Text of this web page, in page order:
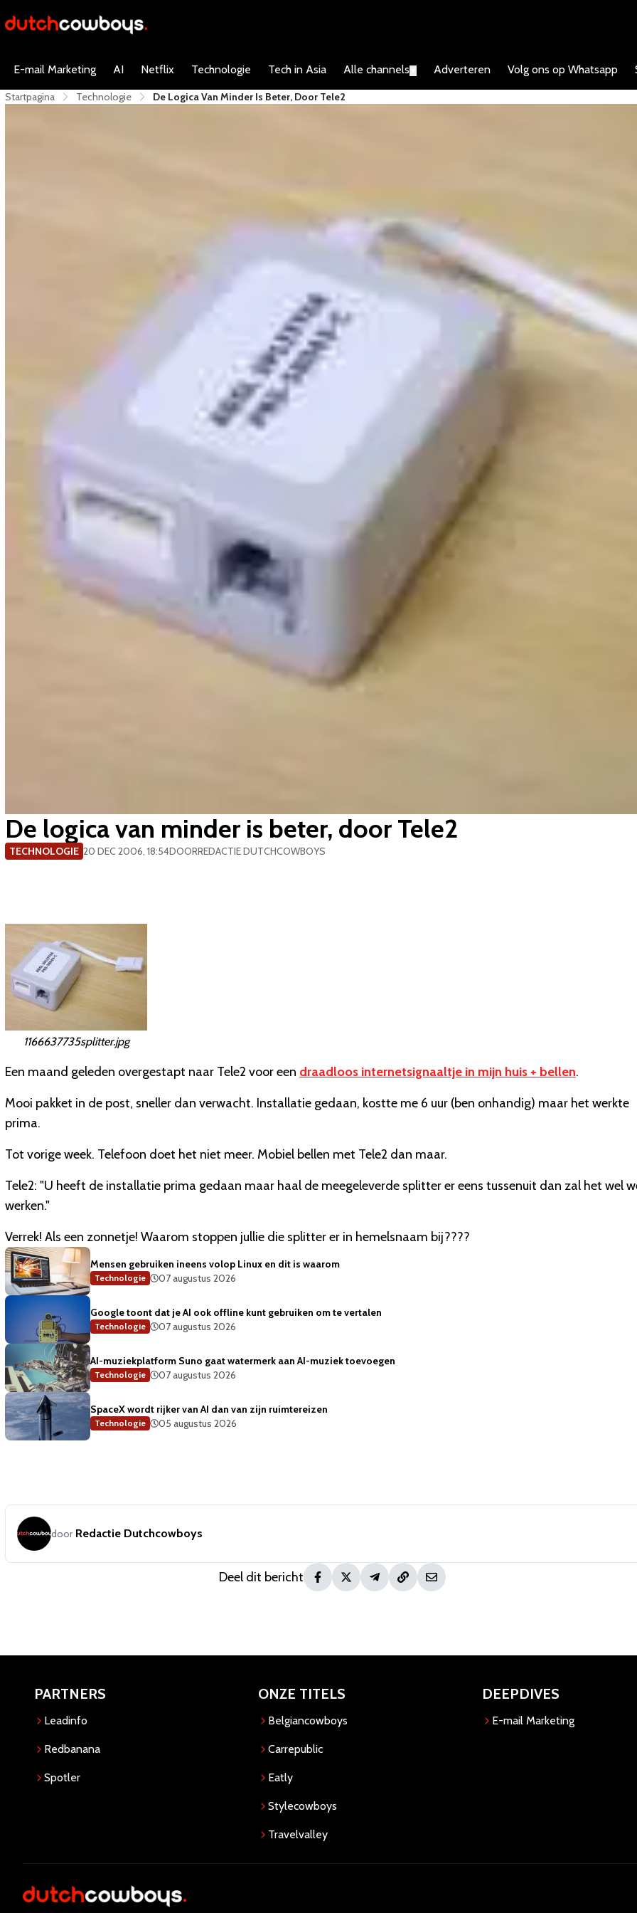
E-mail Marketing AI Netflix Technologie Tech in Asia Alle channels Adverteren Volg ons op Whatsapp
Startpagina Technologie De Logica Van Minder Is Beter, Door Tele2
De logica van minder is beter, door Tele2
TECHNOLOGIE 20 DEC 2006, 18:54DOORREDACTIE DUTCHCOWBOYS
1166637735splitter.jpg
Een maand geleden overgestapt naar Tele2 voor een draadloos internetsignaaltje in mijn huis + bellen.
Mooi pakket in de post, sneller dan verwacht. Installatie gedaan, kostte me 6 uur (ben onhandig) maar het werkte
prima.
Tot vorige week. Telefoon doet het niet meer. Mobiel bellen met Tele2 dan maar.
Tele2: "U heeft de installatie prima gedaan maar haal de meegeleverde splitter er eens tussenuit dan zal het wel
werken."
Verrek! Als een zonnetje! Waarom stoppen jullie die splitter er in hemelsnaam bij????
Mensen gebruiken ineens volop Linux en dit is waarom
Technologie 07 augustus 2026
Google toont dat je AI ook offline kunt gebruiken om te vertalen
Technologie 07 augustus 2026
AI-muziekplatform Suno gaat watermerk aan AI-muziek toevoegen
Technologie 07 augustus 2026
SpaceX wordt rijker van AI dan van zijn ruimtereizen
Technologie 05 augustus 2026
door Redactie Dutchcowboys
Deel dit bericht
PARTNERS
Leadinfo
Redbanana
Spotler
ONZE TITELS
Belgiancowboys
Carrepublic
Eatly
Stylecowboys
Travelvalley
DEEPDIVES
E-mail Marketing